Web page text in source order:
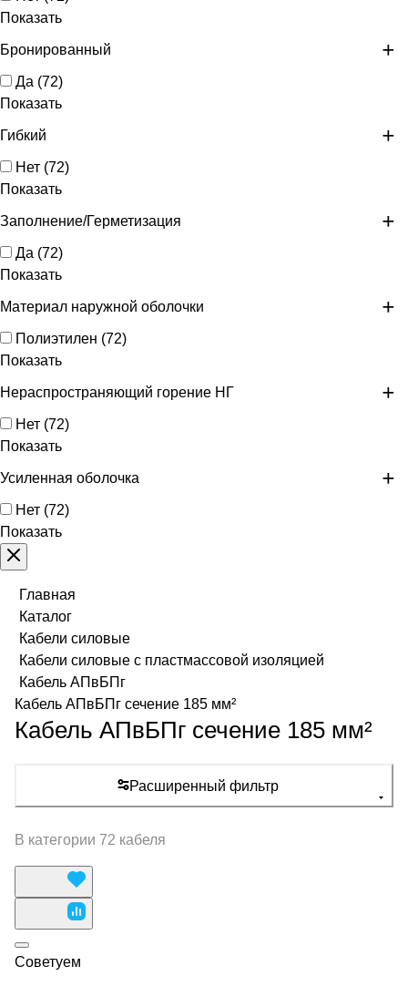
Показать
Бронированный
Да (72)
Показать
Гибкий
Нет (72)
Показать
Заполнение/Герметизация
Да (72)
Показать
Материал наружной оболочки
Полиэтилен (72)
Показать
Нераспространяющий горение НГ
Нет (72)
Показать
Усиленная оболочка
Нет (72)
Показать
Главная
Каталог
Кабели силовые
Кабели силовые с пластмассовой изоляцией
Кабель АПвБПг
Кабель АПвБПг сечение 185 мм²
Кабель АПвБПг сечение 185 мм²
Расширенный фильтр
В категории 72 кабеля
Советуем